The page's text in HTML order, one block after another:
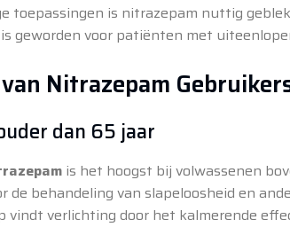
toepassingen is nitrazepam nuttig
geworden voor patiënten met
Nitrazepam
dan 65 jaar
is het hoogst bij volwassenen
de behandeling van slapeloosheid en
vindt verlichting door het kalmerende